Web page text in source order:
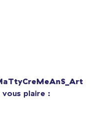
plaire :